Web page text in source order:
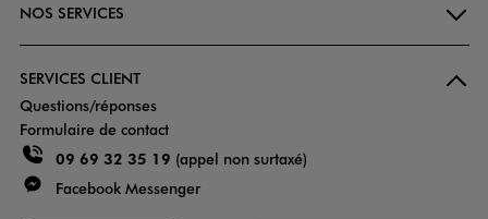
NOS SERVICES
SERVICES CLIENT
Questions/réponses
Formulaire de contact
09 69 32 35 19 (appel non surtaxé)
Facebook Messenger